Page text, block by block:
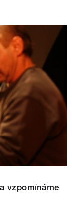
vzpomínáme